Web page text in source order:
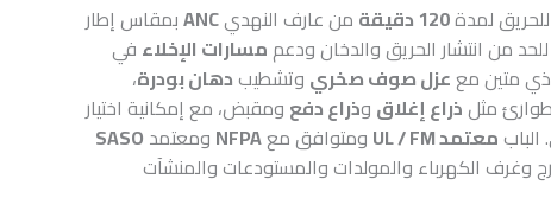
لمدة120 دقيقة من عارف النهديANCبمقاس إطار
من انتشار الحريق والدخان ودعممسارات الإخلاء في
متين مععزل صوف صخري وتشطيبدهان بودرة،
مثلذراع إغلاق وذراع دفع ومقبض، مع إمكانية اختيار
معتمد UL / FM ومتوافق معNFPA ومعتمد SASO
وغرف الكهرباء والمولدات والمستودعات والمنشآت